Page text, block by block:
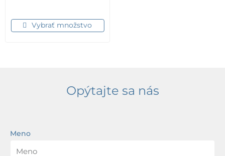
Vybrať množstvo
Opýtajte sa nás
Meno